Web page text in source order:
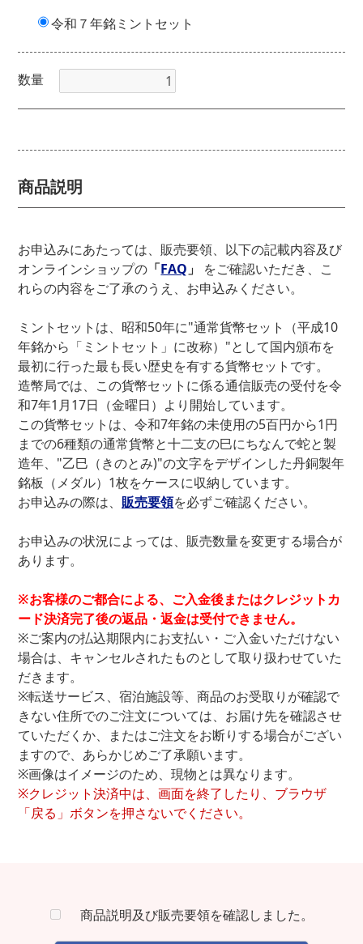
令和７年銘ミントセット
数量
商品説明
お申込みにあたっては、販売要領、以下の記載内容及び
オンラインショップの 「FAQ 」
をご確認いただき、こ
れらの内容をご了承のうえ、お申込みください。
ミントセットは、昭和50年に"通常貨幣セット（平成10
年銘から「ミントセット」に改称）"として国内頒布を
最初に行った最も長い歴史を有する貨幣セットです。
造幣局では、この貨幣セットに係る通信販売の受付を令
和7年1月17日（金曜日）より開始しています。
この貨幣セットは、令和7年銘の未使用の5百円から1円
までの6種類の通常貨幣と十二支の巳にちなんで蛇と製
造年、"乙巳（きのとみ)"の文字をデザインした丹銅製年
銘板（メダル）1枚をケースに収納しています。
お申込みの際は、 販売要領を必ずご確認ください。
お申込みの状況によっては、販売数量を変更する場合が
あります。
※お客様のご都合による、ご入金後またはクレジットカ
ード決済完了後の返品・返金は受付できません。
※ご案内の払込期限内にお支払い・ご入金いただけない
場合は、キャンセルされたものとして取り扱わせていた
だきます。
※転送サービス、宿泊施設等、商品のお受取りが確認で
きない住所でのご注文については、お届け先を確認させ
ていただくか、またはご注文をお断りする場合がござい
ますので、あらかじめご了承願います。
※画像はイメージのため、現物とは異なります。
※クレジット決済中は、画面を終了したり、ブラウザ
「戻る」ボタンを押さないでください。
商品説明及び販売要領を確認しました。